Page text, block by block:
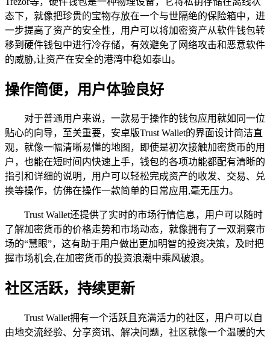
态下，就像把珍贵的宝物存放在一个与世隔绝的保险箱中，进
一步提高了资产的安全性，用户可以将加密资产从软件钱包转
移到硬件钱包中进行冷存储，有效避免了网络攻击和恶意软件
的威胁,让资产在安全的港湾中稳如泰山。
操作简便，用户体验良好
对于普通用户来说，一款易于操作的钱包应用就如同一位
贴心的向导，至关重要，安卓版Trust Wallet的界面设计简洁直
观，就像一幅清晰易懂的地图，即使是初次接触加密货币的用
户，也能在短时间内快速上手，钱包的各项功能都配有清晰的
指引和详细的说明，用户可以轻松完成资产的收发、交易、兑
换等操作，仿佛在操作一款简单的日常应用,毫无压力。
Trust Wallet还提供了实时的市场行情信息，用户可以随时
了解加密货币的价格走势和市场动态，就像拥有了一双洞察市
场的“慧眼”，这有助于用户做出更加明智的投资决策，及时把
握市场机会,在加密货币的投资浪潮中乘风破浪。
社区活跃，持续更新
Trust Wallet拥有一个活跃且充满活力的社区，用户可以自
由地交流经验、分享资讯、解决问题，社区就像一个温暖的大